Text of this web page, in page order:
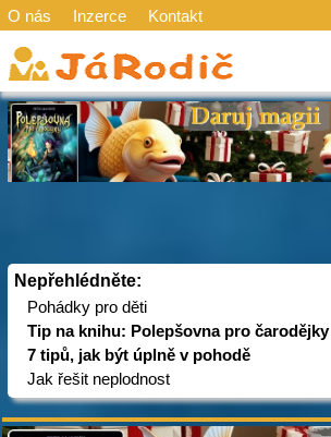
O nás Inzerce Kontakt
Nepřehlédněte:
Pohádky pro děti
Tip na knihu: Polepšovna pro čarodějky
7 tipů, jak být úplně v pohodě
Jak řešit neplodnost